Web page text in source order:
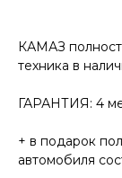
КАМАЗ
техника в
ГАРАНТИЯ: 4
+ в подарок
автомобиля